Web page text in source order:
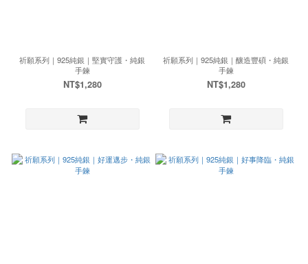
祈願系列｜925純銀｜堅實守護・純銀
手鍊
NT$1,280
祈願系列｜925純銀｜釀造豐碩・純銀
手鍊
NT$1,280